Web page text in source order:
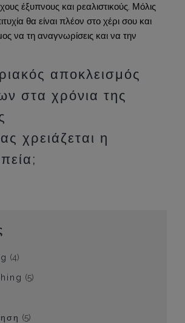
έξυπνους και ρεαλιστικούς. Μόλις
θα είναι πλέον στο χέρι σου και
να τη αναγνωρίσεις και να την
αποκλεισμός
στα χρόνια της
χρειάζεται η
(4)
(5)
(5)